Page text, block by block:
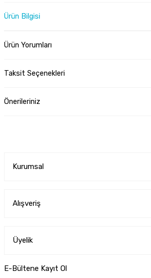
Ürün Bilgisi
Ürün Yorumları
Taksit Seçenekleri
Önerileriniz
Kurumsal
Alışveriş
Üyelik
E-Bültene Kayıt Ol